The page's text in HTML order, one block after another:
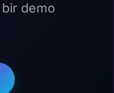
demo